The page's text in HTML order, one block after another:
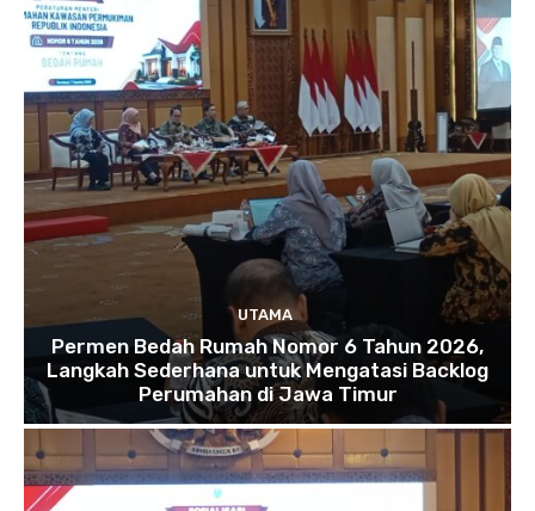
UTAMA
Permen Bedah Rumah Nomor 6 Tahun 2026,
Langkah Sederhana untuk Mengatasi Backlog
Perumahan di Jawa Timur